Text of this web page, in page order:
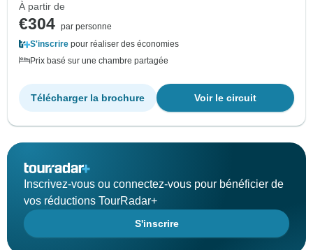
À partir de
€304 par personne
S'inscrire pour réaliser des économies
Prix basé sur une chambre partagée
Voir le circuit
Télécharger la brochure
Inscrivez-vous ou connectez-vous pour bénéficier de
vos réductions TourRadar+
S'inscrire